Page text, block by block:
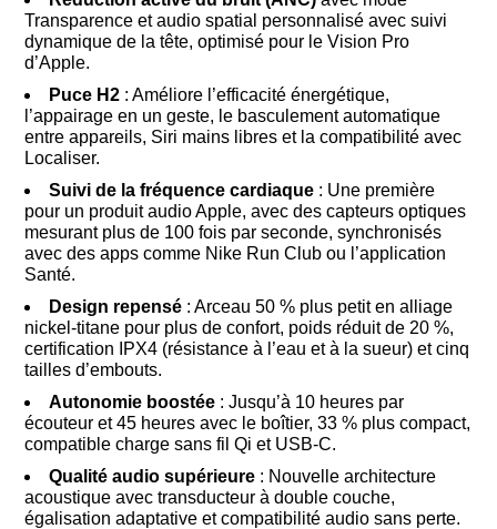
Transparence et audio spatial personnalisé avec suivi
dynamique de la tête, optimisé pour le Vision Pro
d’Apple.
Puce H2 : Améliore l’efficacité énergétique,
l’appairage en un geste, le basculement automatique
entre appareils, Siri mains libres et la compatibilité avec
Localiser.
Suivi de la fréquence cardiaque : Une première
pour un produit audio Apple, avec des capteurs optiques
mesurant plus de 100 fois par seconde, synchronisés
avec des apps comme Nike Run Club ou l’application
Santé.
Design repensé : Arceau 50 % plus petit en alliage
nickel-titane pour plus de confort, poids réduit de 20 %,
certification IPX4 (résistance à l’eau et à la sueur) et cinq
tailles d’embouts.
Autonomie boostée : Jusqu’à 10 heures par
écouteur et 45 heures avec le boîtier, 33 % plus compact,
compatible charge sans fil Qi et USB-C.
Qualité audio supérieure : Nouvelle architecture
acoustique avec transducteur à double couche,
égalisation adaptative et compatibilité audio sans perte.